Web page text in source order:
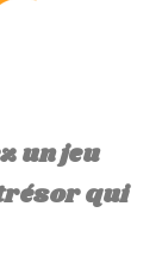
un jeu
qui